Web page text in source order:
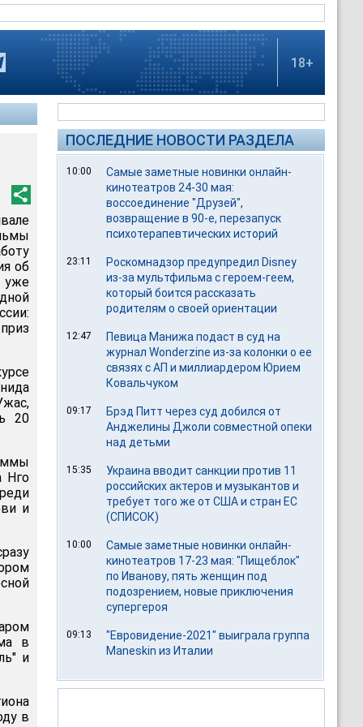
18+
об
уже
20
Нго
и
в
и
в
ПОСЛЕДНИЕ НОВОСТИ РАЗДЕЛА
10:00
Самые заметные новинки онлайн-
кинотеатров 24-30 мая:
воссоединение "Друзей",
возвращение в 90-е, перезапуск
психотерапевтических историй
23:11
Роскомнадзор предупредил Disney
из-за мультфильма c героем-геем,
который боится рассказать
родителям о своей ориентации
12:47
Певица Манижа подаст в суд на
журнал Wonderzine из-за колонки о ее
связях с АП и миллиардером Юрием
Ковальчуком
09:17
Брэд Питт через суд добился от
Анджелины Джоли совместной опеки
над детьми
15:35
Украина вводит санкции против 11
российских актеров и музыкантов и
требует того же от США и стран ЕС
(СПИСОК)
10:00
Самые заметные новинки онлайн-
кинотеатров 17-23 мая: "Пищеблок"
по Иванову, пять женщин под
подозрением, новые приключения
супергероя
09:13
"Евровидение-2021" выиграла группа
Maneskin из Италии